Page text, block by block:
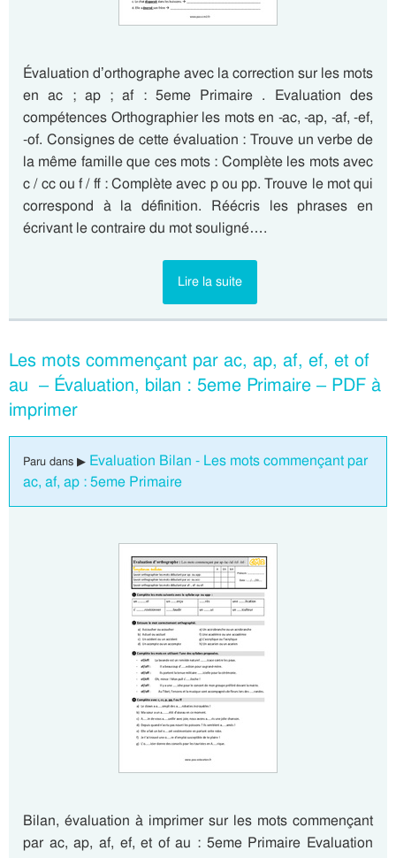
Évaluation d’orthographe avec la correction sur les mots
en ac ; ap ; af : 5eme Primaire . Evaluation des
compétences Orthographier les mots en -ac, -ap, -af, -ef,
-of. Consignes de cette évaluation : Trouve un verbe de
la même famille que ces mots : Complète les mots avec
c / cc ou f / ff : Complète avec p ou pp. Trouve le mot qui
correspond à la définition. Réécris les phrases en
écrivant le contraire du mot souligné….
Lire la suite
Les mots commençant par ac, ap, af, ef, et of
au – Évaluation, bilan : 5eme Primaire – PDF à
imprimer
Paru dans ▶ Evaluation Bilan - Les mots commençant par
ac, af, ap : 5eme Primaire
Bilan, évaluation à imprimer sur les mots commençant
par ac, ap, af, ef, et of au : 5eme Primaire Evaluation